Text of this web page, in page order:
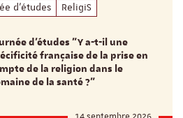
d'études ReligiS
d’études "Y a-t-il une
française de la prise en
de la religion dans le
de la santé ?"